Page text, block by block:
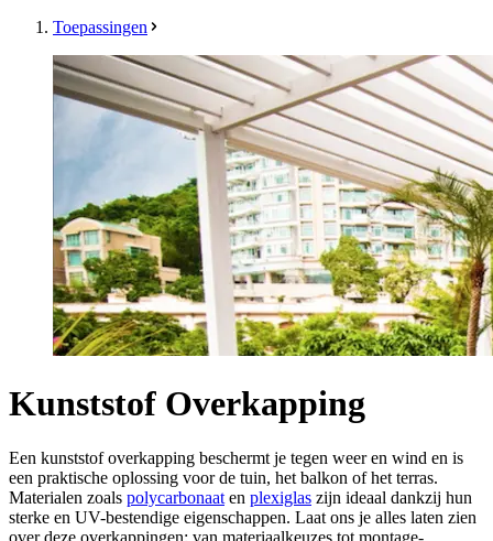
Toepassingen
Kunststof Overkapping
Een kunststof overkapping beschermt je tegen weer en wind en is
een praktische oplossing voor de tuin, het balkon of het terras.
Materialen zoals polycarbonaat en plexiglas zijn ideaal dankzij hun
sterke en UV-bestendige eigenschappen. Laat ons je alles laten zien
over deze overkappingen: van materiaalkeuzes tot montage-